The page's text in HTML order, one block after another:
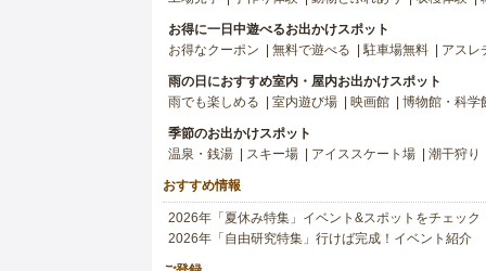
お得に一日中遊べるお出かけスポット
お得なクーポン
無料で遊べる 駐車場無料 アスレ
雨の日におすすめ室内・屋内お出かけスポット
雨でも楽しめる
室内遊び場 映画館 博物館・科学
季節のお出かけスポット
温泉・銭湯
スキー場 アイススケート場 潮干狩り
おすすめ情報
2026年「夏休み特集」イベント&スポットをチェック
2026年「自由研究特集」行けば完成！イベント紹介